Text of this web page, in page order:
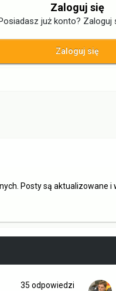
Zaloguj się
już konto? Zaloguj
Zaloguj się
Posty są aktualizowane
35 odpowiedzi